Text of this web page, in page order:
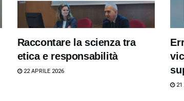
Raccontare la scienza tra
etica e responsabilità
22 APRILE 2026
21